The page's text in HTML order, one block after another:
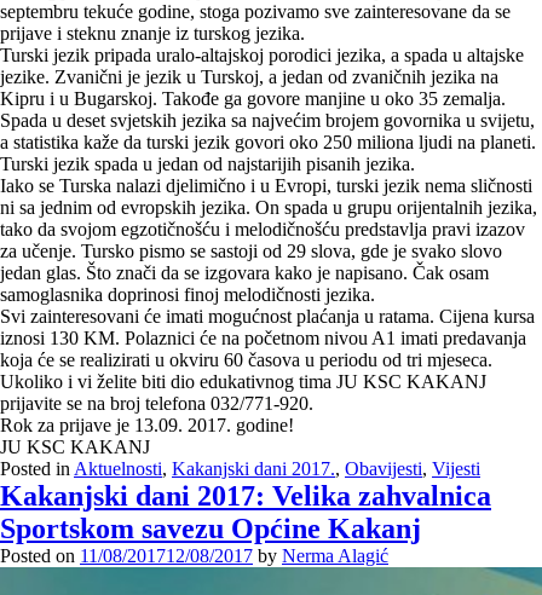
septembru tekuće godine, stoga pozivamo sve zainteresovane da se
prijave i steknu znanje iz turskog jezika.
Turski jezik pripada uralo-altajskoj porodici jezika, a spada u altajske
jezike. Zvanični je jezik u Turskoj, a jedan od zvaničnih jezika na
Kipru i u Bugarskoj. Takođe ga govore manjine u oko 35 zemalja.
Spada u deset svjetskih jezika sa najvećim brojem govornika u svijetu,
a statistika kaže da turski jezik govori oko 250 miliona ljudi na planeti.
Turski jezik spada u jedan od najstarijih pisanih jezika.
Iako se Turska nalazi djelimično i u Evropi, turski jezik nema sličnosti
ni sa jednim od evropskih jezika. On spada u grupu orijentalnih jezika,
tako da svojom egzotičnošću i melodičnošću predstavlja pravi izazov
za učenje. Tursko pismo se sastoji od 29 slova, gde je svako slovo
jedan glas. Što znači da se izgovara kako je napisano. Čak osam
samoglasnika doprinosi finoj melodičnosti jezika.
Svi zainteresovani će imati mogućnost plaćanja u ratama. Cijena kursa
iznosi 130 KM. Polaznici će na početnom nivou A1 imati predavanja
koja će se realizirati u okviru 60 časova u periodu od tri mjeseca.
Ukoliko i vi želite biti dio edukativnog tima JU KSC KAKANJ
prijavite se na broj telefona 032/771-920.
Rok za prijave je 13.09. 2017. godine!
JU KSC KAKANJ
Posted in Aktuelnosti, Kakanjski dani 2017., Obavijesti, Vijesti
Kakanjski dani 2017: Velika zahvalnica
Sportskom savezu Općine Kakanj
Posted on 11/08/201712/08/2017 by Nerma Alagić